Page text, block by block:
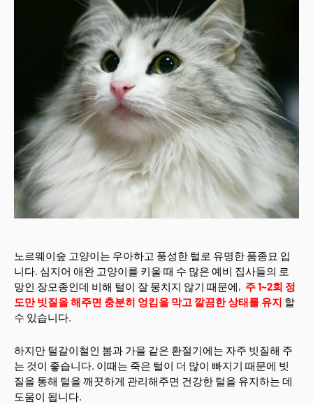
노르웨이숲 고양이는 우아하고 풍성한 털로 유명한 품종묘 입
니다. 심지어 애완 고양이를 키울 때 수 많은 예비 집사들의 로
망인 장모종인데 비해 털이 잘 뭉치지 않기 때문에, 주 1~2회 정
도만 빗질을 해주면 충분히 엉킴을 막고 깔끔한 상태를 유지 할
수 있습니다.
하지만 털갈이철인 봄과 가을 같은 환절기에는 자주 빗질해 주
는 것이 좋습니다. 이때는 죽은 털이 더 많이 빠지기 때문에 빗
질을 통해 털을 깨끗하게 관리해주면 건강한 털을 유지하는 데
도움이 됩니다.